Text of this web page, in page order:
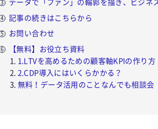
データで「ファン」の輪郭を描き、ビジネ
記事の続きはこちらから
お問い合わせ
【無料】お役立ち資料
1.LTVを高めるための顧客軸KPIの作り方
2.CDP導入にはいくらかかる？
無料！データ活用のことなんでも相談会